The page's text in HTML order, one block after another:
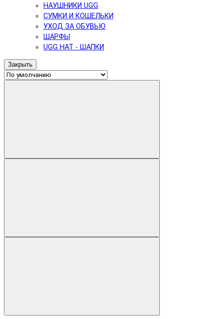
НАУШНИКИ UGG
СУМКИ И КОШЕЛЬКИ
УХОД ЗА ОБУВЬЮ
ШАРФЫ
UGG HAT - ШАПКИ
Закрыть